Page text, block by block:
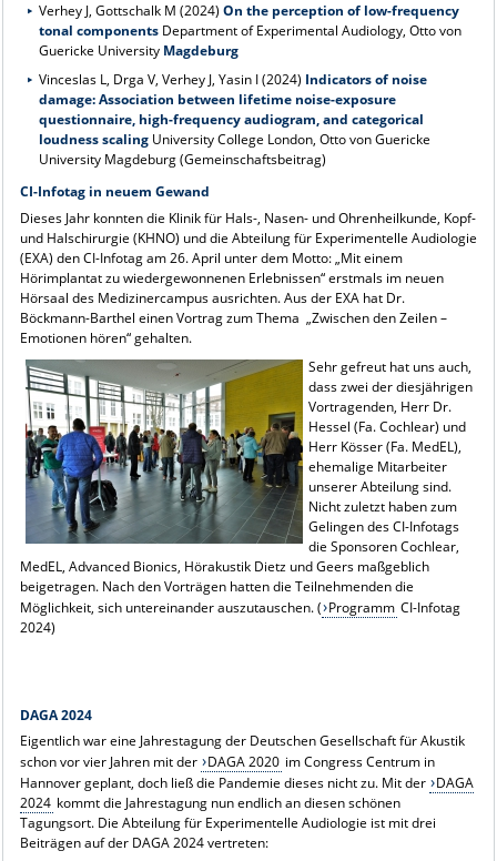
Verhey J, Gottschalk M (2024)On the perception of low-frequency
tonal components Department of Experimental Audiology, Otto von
Guericke University Magdeburg
Vinceslas L, Drga V, Verhey J, Yasin I (2024) Indicators of noise
damage: Association between lifetime noise-exposure
questionnaire, high-frequency audiogram, and categorical
loudness scaling University College London, Otto von Guericke
University Magdeburg (Gemeinschaftsbeitrag)
CI-Infotag in neuem Gewand
Dieses Jahr konnten die Klinik für Hals-, Nasen- und Ohrenheilkunde, Kopf-
und Halschirurgie (KHNO) und die Abteilung für Experimentelle Audiologie
(EXA) den CI-Infotag am 26. April unter dem Motto: „Mit einem
Hörimplantat zu wiedergewonnenen Erlebnissen“ erstmals im neuen
Hörsaal des Medizinercampusausrichten. Aus der EXAhat Dr.
Böckmann-Barthel einen Vortrag zum Thema „Zwischen den Zeilen –
Emotionen hören“ gehalten.
Sehr gefreut hat uns auch,
dass zwei der diesjährigen
Vortragenden, Herr Dr.
Hessel (Fa. Cochlear) und
Herr Kösser (Fa. MedEL),
ehemalige Mitarbeiter
unserer Abteilung sind.
Nicht zuletzt haben zum
Gelingen des CI-Infotags
die Sponsoren Cochlear,
MedEL, Advanced Bionics, Hörakustik Dietz und Geers maßgeblich
beigetragen. Nach den Vorträgen hatten die Teilnehmenden die
Möglichkeit, sich untereinander auszutauschen.( Programm CI-Infotag
2024)
DAGA 2024
Eigentlich war eine Jahrestagung der Deutschen Gesellschaft für Akustik
schon vor vier Jahren mit der DAGA 2020 im Congress Centrum in
Hannover geplant, doch ließ die Pandemie dieses nicht zu. Mit der DAGA
2024 kommt die Jahrestagung nun endlich an diesen schönen
Tagungsort. Die Abteilung für Experimentelle Audiologie ist mit drei
Beiträgen auf der DAGA 2024 vertreten: